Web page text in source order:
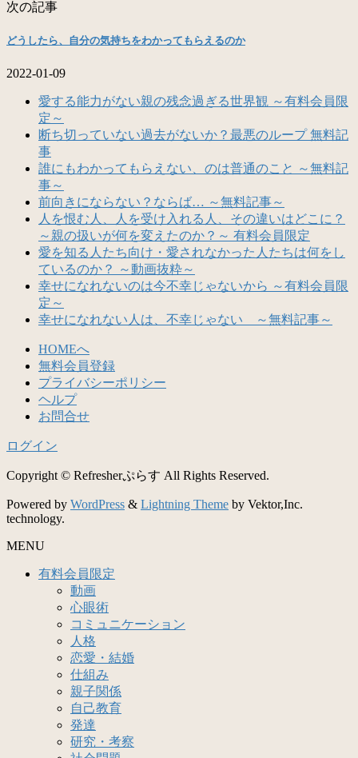
次の記事
どうしたら、自分の気持ちをわかってもらえるのか
2022-01-09
愛する能力がない親の残念過ぎる世界観 ～有料会員限
定～
断ち切っていない過去がないか？最悪のループ 無料記
事
誰にもわかってもらえない、のは普通のこと ～無料記
事～
前向きにならない？ならば… ～無料記事～
人を恨む人、人を受け入れる人、その違いはどこに？
～親の扱いが何を変えたのか？～ 有料会員限定
愛を知る人たち向け・愛されなかった人たちは何をし
ているのか？ ～動画抜粋～
幸せになれないのは今不幸じゃないから ～有料会員限
定～
幸せになれない人は、不幸じゃない ～無料記事～
HOMEへ
無料会員登録
プライバシーポリシー
ヘルプ
お問合せ
ログイン
Copyright © Refresherぷらす All Rights Reserved.
Powered by WordPress & Lightning Theme by Vektor,Inc.
technology.
MENU
有料会員限定
動画
心眼術
コミュニケーション
人格
恋愛・結婚
仕組み
親子関係
自己教育
発達
研究・考察